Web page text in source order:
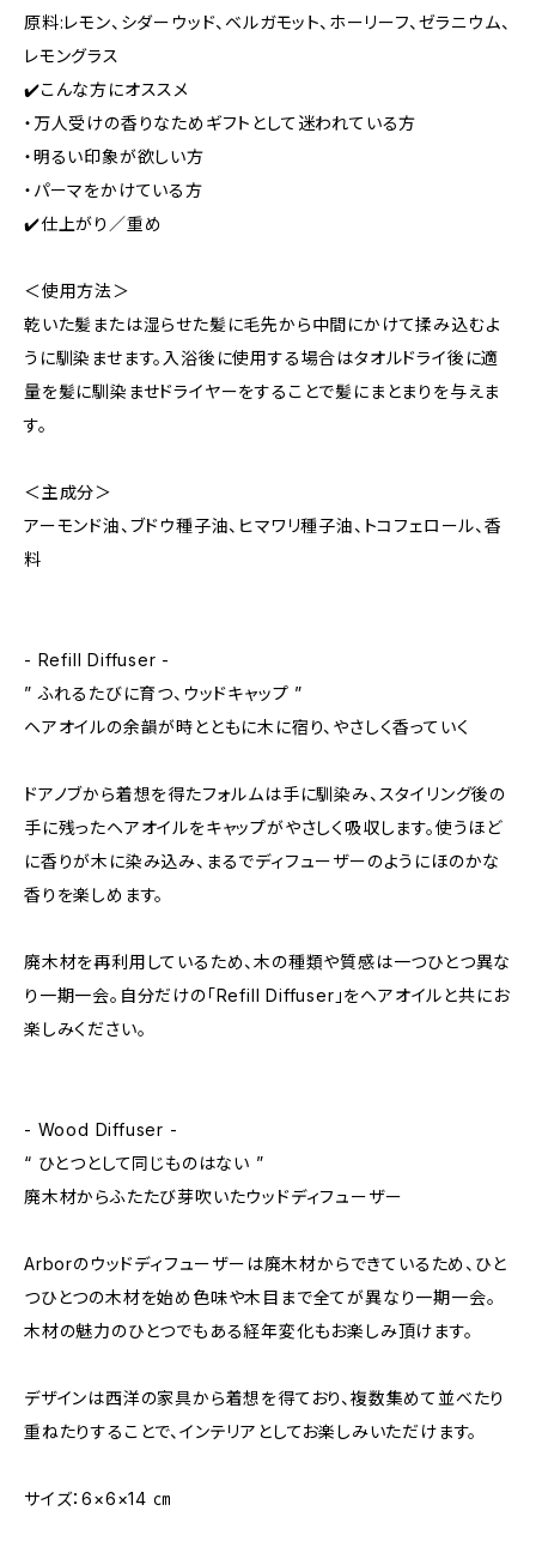
原料:レモン、シダーウッド、ベルガモット、ホーリーフ、ゼラニウム、
レモングラス
✔️こんな方にオススメ
・万人受けの香りなためギフトとして迷われている方
・明るい印象が欲しい方
・パーマをかけている方
✔️仕上がり／重め
＜使用方法＞
乾いた髪または湿らせた髪に毛先から中間にかけて揉み込むよ
うに馴染ませます。入浴後に使用する場合はタオルドライ後に適
量を髪に馴染ませドライヤーをすることで髪にまとまりを与えま
す。
＜主成分＞
アーモンド油、ブドウ種子油、ヒマワリ種子油、トコフェロール、香
料
- Refill Diffuser -
” ふれるたびに育つ、ウッドキャップ ”
ヘアオイルの余韻が時とともに木に宿り、やさしく香っていく
ドアノブから着想を得たフォルムは手に馴染み、スタイリング後の
手に残ったヘアオイルをキャップがやさしく吸収します。使うほど
に香りが木に染み込み、まるでディフューザーのようにほのかな
香りを楽しめます。
廃木材を再利用しているため、木の種類や質感は一つひとつ異な
り一期一会。自分だけの「Refill Diffuser」をヘアオイルと共にお
楽しみください。
- Wood Diffuser -
“ ひとつとして同じものはない ”
廃木材からふたたび芽吹いたウッドディフューザー
Arborのウッドディフューザーは廃木材からできているため、ひと
つひとつの木材を始め色味や木目まで全てが異なり一期一会。
木材の魅力のひとつでもある経年変化もお楽しみ頂けます。
デザインは西洋の家具から着想を得ており、複数集めて並べたり
重ねたりすることで、インテリアとしてお楽しみいただけます。
サイズ：6×6×14 ㎝